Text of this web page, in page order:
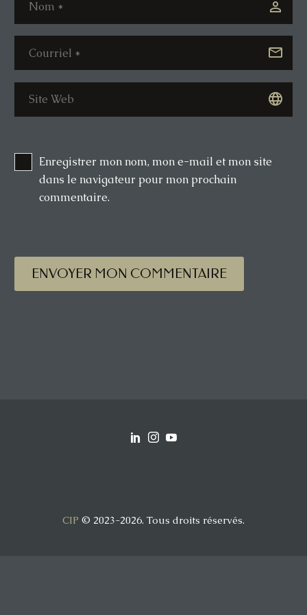
Enregistrer mon nom, mon e-mail et mon site
dans le navigateur pour mon prochain
commentaire.
ENVOYER MON COMMENTAIRE
CIP © 2023-2026. Tous droits réservés.